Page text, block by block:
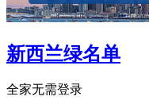
新西兰绿名单
全家无需登录